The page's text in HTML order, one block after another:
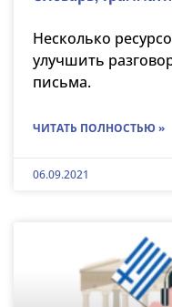
Несколько
улучшить
письма.
ЧИТАТЬ ПОЛНОСТЬЮ »
06.09.2021